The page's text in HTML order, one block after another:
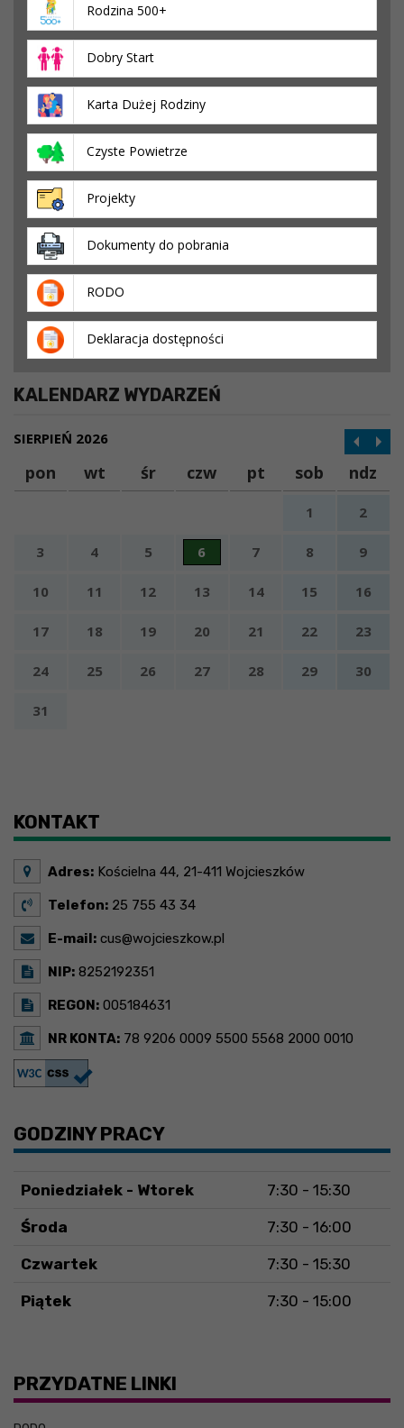
Rodzina 500+
Dobry Start
Karta Dużej Rodziny
Czyste Powietrze
Projekty
Dokumenty do pobrania
RODO
Deklaracja dostępności
KALENDARZ WYDARZEŃ
SIERPIEŃ 2026
pon wt śr czw pt sob ndz
1 2
3 4 5 6 7 8 9
10 11 12 13 14 15 16
17 18 19 20 21 22 23
24 25 26 27 28 29 30
31
KONTAKT
Adres: Kościelna 44, 21-411 Wojcieszków
Telefon: 25 755 43 34
E-mail: cus@wojcieszkow.pl
NIP: 8252192351
REGON: 005184631
NR KONTA: 78 9206 0009 5500 5568 2000 0010
GODZINY PRACY
Poniedziałek - Wtorek 7:30 - 15:30
Środa 7:30 - 16:00
Czwartek 7:30 - 15:30
Piątek 7:30 - 15:00
PRZYDATNE LINKI